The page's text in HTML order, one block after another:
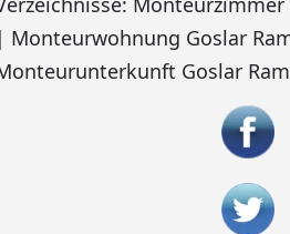
Monteurwohnung Goslar
Goslar